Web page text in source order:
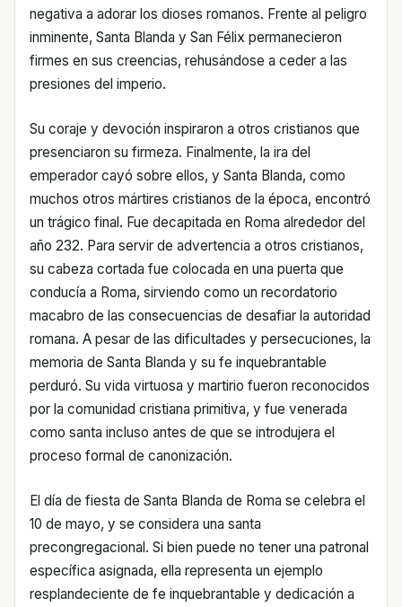
negativa a adorar los dioses romanos. Frente al peligro
inminente, Santa Blanda y San Félix permanecieron
firmes en sus creencias, rehusándose a ceder a las
presiones del imperio.
Su coraje y devoción inspiraron a otros cristianos que
presenciaron su firmeza. Finalmente, la ira del
emperador cayó sobre ellos, y Santa Blanda, como
muchos otros mártires cristianos de la época, encontró
un trágico final. Fue decapitada en Roma alrededor del
año 232. Para servir de advertencia a otros cristianos,
su cabeza cortada fue colocada en una puerta que
conducía a Roma, sirviendo como un recordatorio
macabro de las consecuencias de desafiar la autoridad
romana. A pesar de las dificultades y persecuciones, la
memoria de Santa Blanda y su fe inquebrantable
perduró. Su vida virtuosa y martirio fueron reconocidos
por la comunidad cristiana primitiva, y fue venerada
como santa incluso antes de que se introdujera el
proceso formal de canonización.
El día de fiesta de Santa Blanda de Roma se celebra el
10 de mayo, y se considera una santa
precongregacional. Si bien puede no tener una patronal
específica asignada, ella representa un ejemplo
resplandeciente de fe inquebrantable y dedicación a